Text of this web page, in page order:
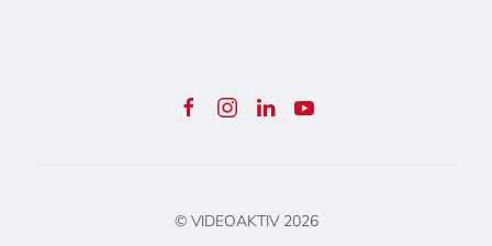
© VIDEOAKTIV 2026